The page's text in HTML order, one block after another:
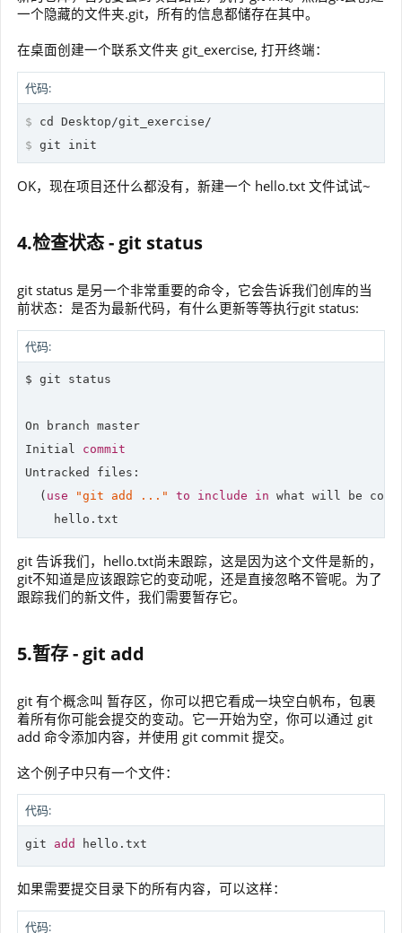
一个隐藏的文件夹.git，所有的信息都储存在其中。
在桌面创建一个联系文件夹 git_exercise, 打开终端：
代码:
$ cd
Desktop/git_exercise/
$ git init
OK，现在项目还什么都没有，新建一个 hello.txt 文件试试~
4.检查状态 - git status
git status 是另一个非常重要的命令，它会告诉我们创库的当
前状态：是否为最新代码，有什么更新等等执行git status:
代码:
$ git status
On branch master
Initial commit
Untracked files:
  (
use "git add ..." to include in what will be
git 告诉我们，hello.txt尚未跟踪，这是因为这个文件是新的，
git不知道是应该跟踪它的变动呢，还是直接忽略不管呢。为了
跟踪我们的新文件，我们需要暂存它。
5.暂存 - git add
git 有个概念叫 暂存区，你可以把它看成一块空白帆布，包裹
着所有你可能会提交的变动。它一开始为空，你可以通过 git
add 命令添加内容，并使用 git commit 提交。
这个例子中只有一个文件：
代码:
git add hello.txt
如果需要提交目录下的所有内容，可以这样：
代码: